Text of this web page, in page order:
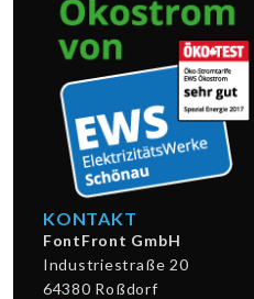
KONTAKT
FontFront GmbH
Industriestraße 20
64380 Roßdorf